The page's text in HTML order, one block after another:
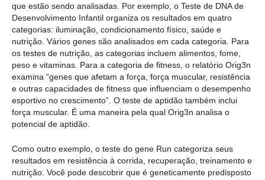
que estão sendo analisadas. Por exemplo, o Teste de DNA de
Desenvolvimento Infantil organiza os resultados em quatro
categorias: iluminação, condicionamento físico, saúde e
nutrição. Vários genes são analisados em cada categoria. Para
os testes de nutrição, as categorias incluem alimentos, fome,
peso e vitaminas. Para a categoria de fitness, o relatório Orig3n
examina “genes que afetam a força, força muscular, resistência
e outras capacidades de fitness que influenciam o desempenho
esportivo no crescimento”. O teste de aptidão também inclui
força muscular. É uma maneira pela qual Orig3n analisa o
potencial de aptidão.
Como outro exemplo, o teste do gene Run categoriza seus
resultados em resistência à corrida, recuperação, treinamento e
nutrição. Você pode descobrir que é geneticamente predisposto